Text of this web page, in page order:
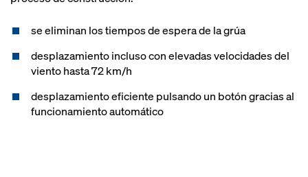
se eliminan los tiempos de espera de la grúa
desplazamiento incluso con elevadas velocidades del
viento hasta 72 km/h
desplazamiento eficiente pulsando un botón gracias al
funcionamiento automático